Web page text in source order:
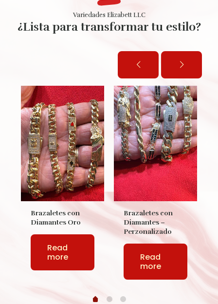
¿Lista para transformar tu estilo?
Variedades Elizabett LLC
Brazaletes con
Diamantes Oro
Read
more
Brazaletes con
Diamantes –
Perzonalizado
Read
more